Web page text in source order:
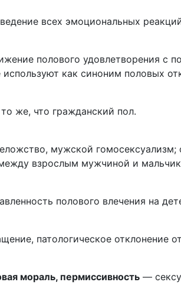
всех эмоциональных
полового удовлетворения с
как синоним половых
же, что гражданский пол.
мужской гомосексуализм;
взрослым мужчиной и
полового влечения на
патологическое отклонение
мораль, пермиссивность —